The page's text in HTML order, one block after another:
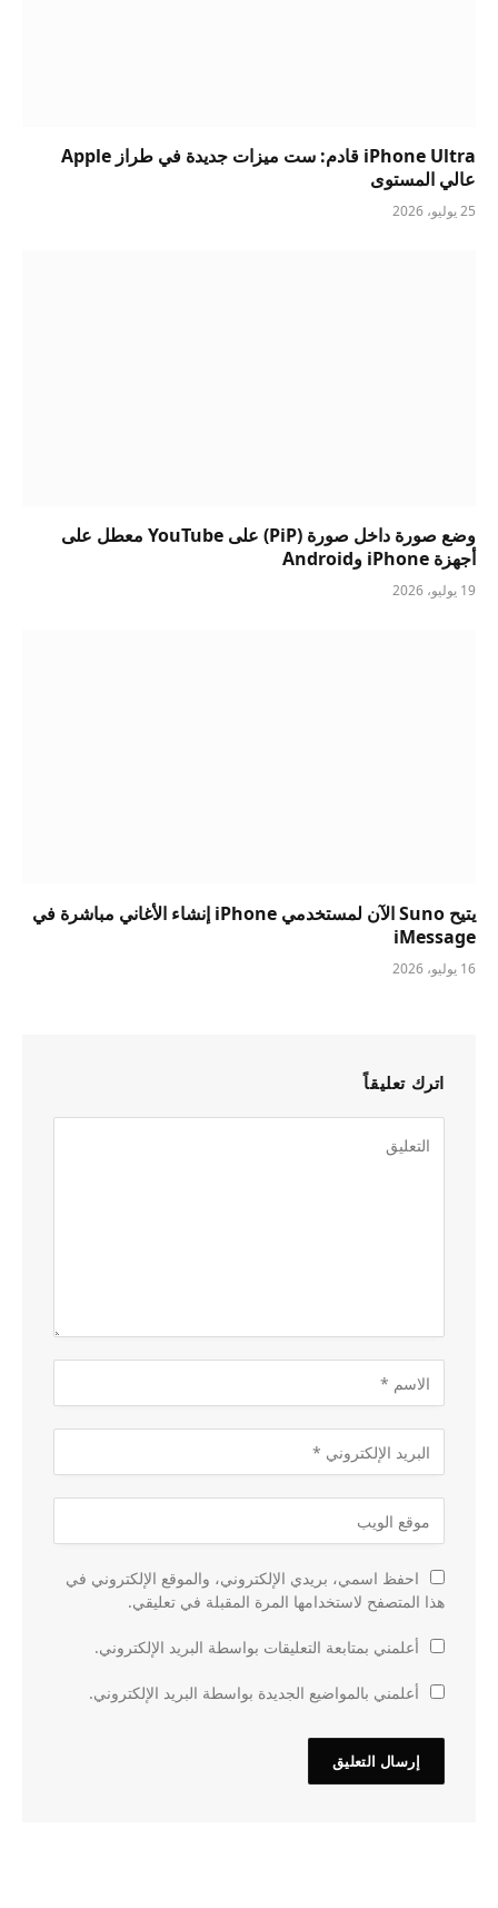
iPhone Ultra قادم: ست ميزات جديدة في طراز Apple
عالي المستوى
25 يوليو، 2026
وضع صورة داخل صورة (PiP) على YouTube معطل على
أجهزة iPhone وAndroid
19 يوليو، 2026
يتيح Suno الآن لمستخدمي iPhone إنشاء الأغاني مباشرة في
iMessage
16 يوليو، 2026
اترك تعليقاً
احفظ اسمي، بريدي الإلكتروني، والموقع الإلكتروني في
هذا المتصفح لاستخدامها المرة المقبلة في تعليقي.
أعلمني بمتابعة التعليقات بواسطة البريد الإلكتروني.
أعلمني بالمواضيع الجديدة بواسطة البريد الإلكتروني.